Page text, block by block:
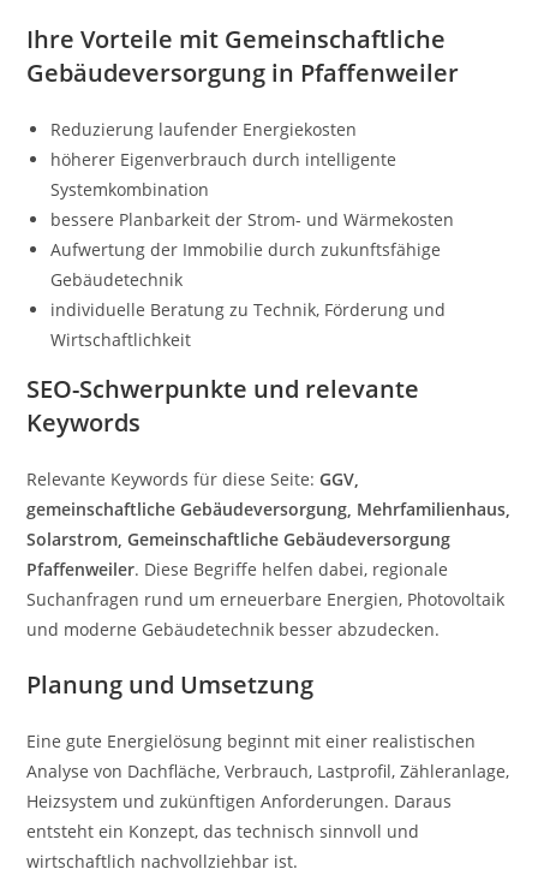
Ihre Vorteile mit Gemeinschaftliche
Gebäudeversorgung in Pfaffenweiler
Reduzierung laufender Energiekosten
höherer Eigenverbrauch durch intelligente
Systemkombination
bessere Planbarkeit der Strom- und Wärmekosten
Aufwertung der Immobilie durch zukunftsfähige
Gebäudetechnik
individuelle Beratung zu Technik, Förderung und
Wirtschaftlichkeit
SEO-Schwerpunkte und relevante
Keywords
Relevante Keywords für diese Seite:GGV,
gemeinschaftliche Gebäudeversorgung, Mehrfamilienhaus,
Solarstrom, Gemeinschaftliche Gebäudeversorgung
Pfaffenweiler. Diese Begriffe helfen dabei, regionale
Suchanfragen rund um erneuerbare Energien, Photovoltaik
und moderne Gebäudetechnik besser abzudecken.
Planung und Umsetzung
Eine gute Energielösung beginnt mit einer realistischen
Analyse von Dachfläche, Verbrauch, Lastprofil, Zähleranlage,
Heizsystem und zukünftigen Anforderungen. Daraus
entsteht ein Konzept, das technisch sinnvoll und
wirtschaftlich nachvollziehbar ist.